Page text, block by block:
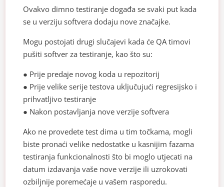
Ovakvo dimno testiranje događa se svaki put kada
se u verziju softvera dodaju nove značajke.
Mogu postojati drugi slučajevi kada će QA timovi
pušiti softver za testiranje, kao što su:
● Prije predaje novog koda u repozitorij
● Prije velike serije testova uključujući regresijsko i
prihvatljivo testiranje
● Nakon postavljanja nove verzije softvera
Ako ne provedete test dima u tim točkama, mogli
biste pronaći velike nedostatke u kasnijim fazama
testiranja funkcionalnosti što bi moglo utjecati na
datum izdavanja vaše nove verzije ili uzrokovati
ozbiljnije poremećaje u vašem rasporedu.